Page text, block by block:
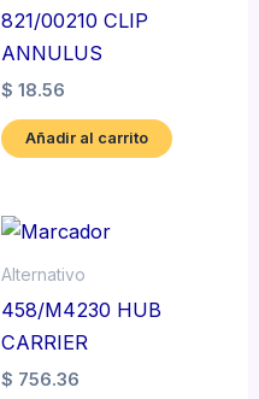
821/00210 CLIP
ANNULUS
$ 18.56
Añadir al carrito
Alternativo
458/M4230 HUB
CARRIER
$ 756.36